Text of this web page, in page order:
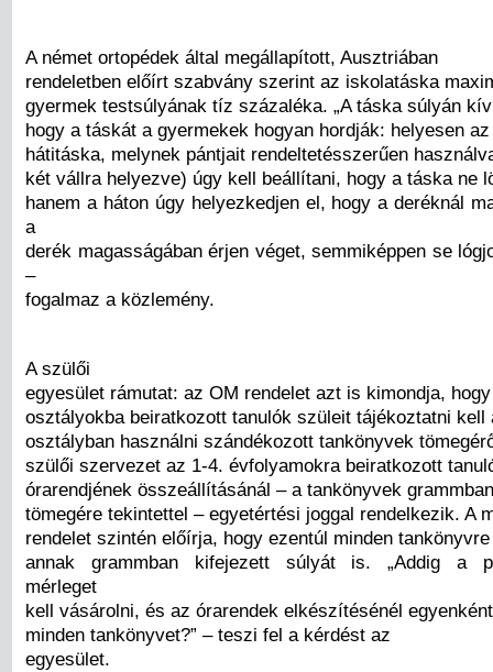
A német ortopédek által megállapított, Ausztriában
rendeletben előírt szabvány szerint az iskolatáska
gyermek testsúlyának tíz százaléka. „A táska súlyán
hogy a táskát a gyermekek hogyan hordják: helyesen
hátitáska, melynek pántjait rendeltetésszerűen
két vállra helyezve) úgy kell beállítani, hogy a táska ne
hanem a háton úgy helyezkedjen el, hogy a deréknál
a
derék magasságában érjen véget, semmiképpen se
–
fogalmaz a közlemény.
A szülői
egyesület rámutat: az OM rendelet azt is kimondja,
osztályokba beiratkozott tanulók szüleit tájékoztatni kell
osztályban használni szándékozott tankönyvek
szülői szervezet az 1-4. évfolyamokra beiratkozott
órarendjének összeállításánál – a tankönyvek
tömegére tekintettel – egyetértési joggal rendelkezik. A
rendelet szintén előírja, hogy ezentúl minden
annak grammban kifejezett súlyát is. „Addig a
mérleget
kell vásárolni, és az órarendek elkészítésénél
minden tankönyvet?” – teszi fel a kérdést az
egyesület.